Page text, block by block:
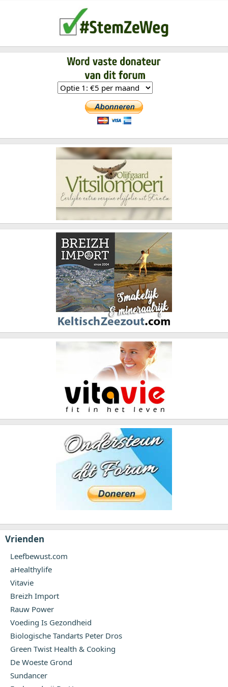
Vrienden
Leefbewust.com
aHealthylife
Vitavie
Breizh Import
Rauw Power
Voeding Is Gezondheid
Biologische Tandarts Peter Dros
Green Twist Health & Cooking
De Woeste Grond
Sundancer